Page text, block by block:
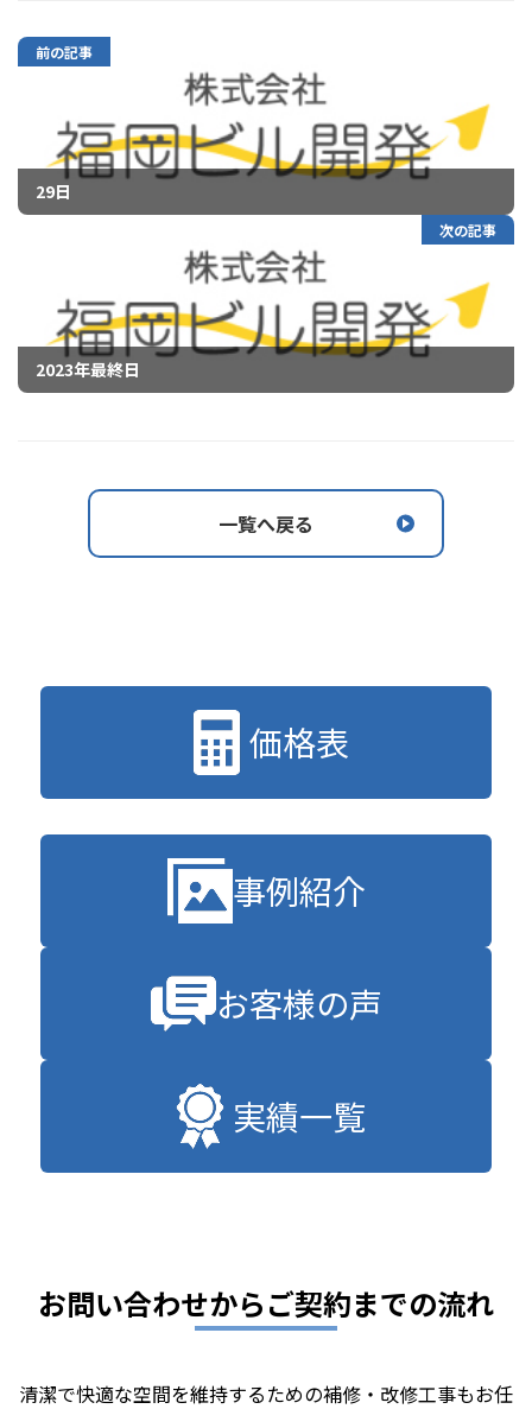
前の記事
29日
次の記事
2023年最終日
一覧へ戻る
価格表
事例紹介
お客様の声
実績一覧
お問い合わせからご契約までの流れ
清潔で快適な空間を維持するための補修・改修工事もお任